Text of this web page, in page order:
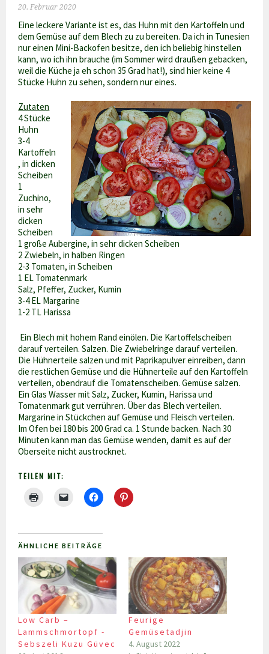
20. Februar 2020
Eine leckere Variante ist es, das Huhn mit den Kartoffeln und
dem Gemüse auf dem Blech zu zu bereiten. Da ich in Tunesien
nur einen Mini-Backofen besitze, den ich beliebig hinstellen
kann, wo ich ihn brauche (im Sommer wird draußen gebacken,
weil die Küche ja eh schon 35 Grad hat!), sind hier keine 4
Stücke Huhn zu sehen, sondern nur eines.
Zutaten
4 Stücke
Huhn
3-4
Kartoffeln
, in dicken
Scheiben
1
Zuchino,
in sehr
dicken
Scheiben
1 große Aubergine, in sehr dicken Scheiben
2 Zwiebeln, in halben Ringen
2-3 Tomaten, in Scheiben
1 EL Tomatenmark
Salz, Pfeffer, Zucker, Kumin
3-4 EL Margarine
1-2 TL Harissa
Ein Blech mit hohem Rand einölen. Die Kartoffelscheiben
darauf verteilen. Salzen. Die Zwiebelringe darauf verteilen.
Die Hühnerteile salzen und mit Paprikapulver einreiben, dann
die restlichen Gemüse und die Hühnerteile auf den Kartoffeln
verteilen, obendrauf die Tomatenscheiben. Gemüse salzen.
Ein Glas Wasser mit Salz, Zucker, Kumin, Harissa und
Tomatenmark gut verrühren. Über das Blech verteilen.
Margarine in Stückchen auf Gemüse und Fleisch verteilen.
Im Ofen bei 180 bis 200 Grad ca. 1 Stunde backen. Nach 30
Minuten kann man das Gemüse wenden, damit es auf der
Oberseite nicht austrocknet.
TEILEN MIT:
ÄHNLICHE BEITRÄGE
Low Carb –
Lammschmortopf -
Sebszeli Kuzu Güvec
Feurige
Gemüsetadjin
4. August 2022